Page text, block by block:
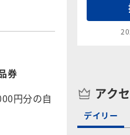
券
円分の自
アク
デイリー